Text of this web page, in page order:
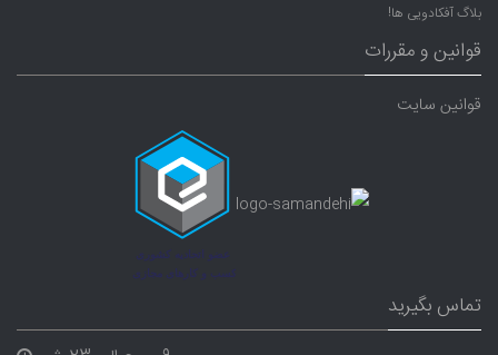
بلاگ آفکادویی ها!
قوانین و مقررات
قوانین سایت
تماس بگیرید